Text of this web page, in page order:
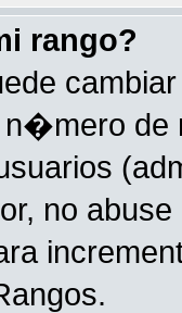
rango?
de
no